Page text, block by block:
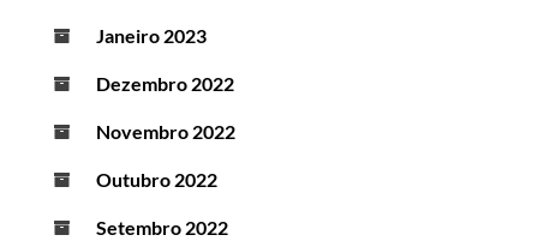
Janeiro 2023
Dezembro 2022
Novembro 2022
Outubro 2022
Setembro 2022